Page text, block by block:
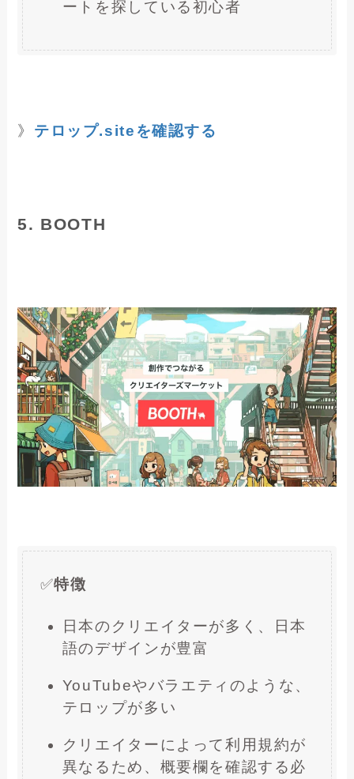
ートを探している初心者
》 テロップ.siteを確認する
5. BOOTH
✅特徴
日本のクリエイターが多く、日本
語のデザインが豊富
YouTubeやバラエティのような、
テロップが多い
クリエイターによって利用規約が
異なるため、概要欄を確認する必